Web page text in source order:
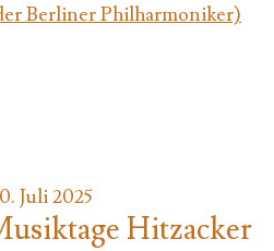
Berliner Philharmoniker)
Juli 2025
Hitzacker